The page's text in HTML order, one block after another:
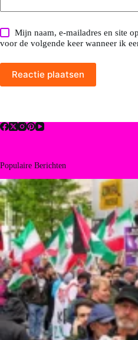
Mijn naam, e-mailadres en site
voor de volgende keer wanneer ik
Reactie plaatsen
Populaire Berichten